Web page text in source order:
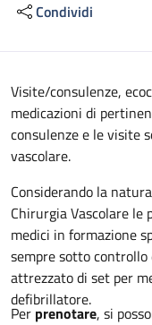
Condividi
Descrizione
Visite/consulenze,
medicazioni di
consulenze e le visite
vascolare.
Considerando la
Chirurgia Vascolare le
medici in formazione
sempre sotto controllo
attrezzato di set per
defibrillatore.
Per prenotare, si